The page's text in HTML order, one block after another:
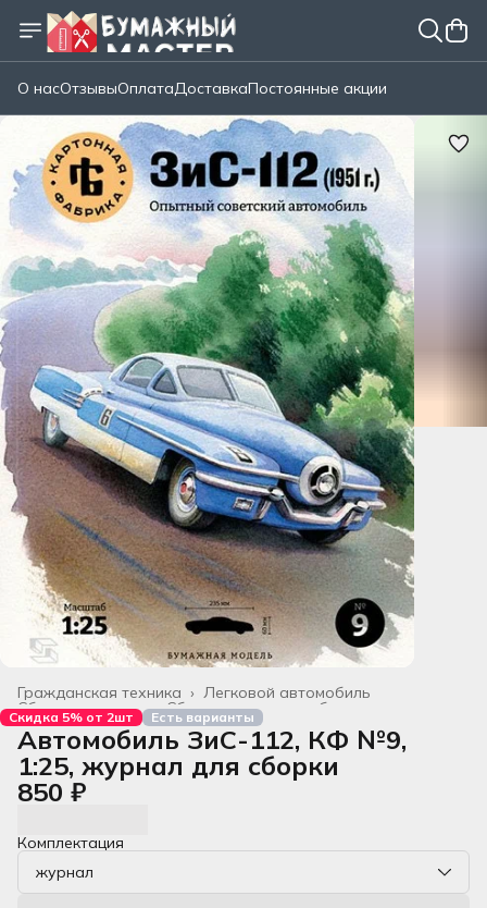
О насОтзывыОплатаДоставкаПостоянные акции
Легковой автомобиль
Гражданская техника ›
Сборные модели из бумаги
Сборные модели ›
Все товары ›
Главная ›
Скидка 5% от 2шт Есть варианты
Автомобиль ЗиС-112, КФ №9,
1:25, журнал для сборки
850 ₽
Комплектация
журнал